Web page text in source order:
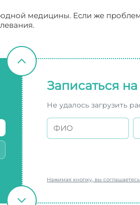
медицины. Если же
Записаться
Не удалось загрузить
Нажимая кнопку, вы